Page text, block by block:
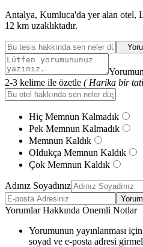
Antalya, Kumluca'da yer alan otel,
12 km uzaklıktadır.
2-3 kelime ile özetle ( Harika bir
Hiç Memnun Kalmadık
Pek Memnun Kalmadık
Memnun Kaldık
Oldukça Memnun Kaldık
Çok Memnun Kaldık
Adınız Soyadınız
Yorumlar Hakkında Önemli Notlar
Yorumunun yayınlanması
soyad ve e-posta adresi